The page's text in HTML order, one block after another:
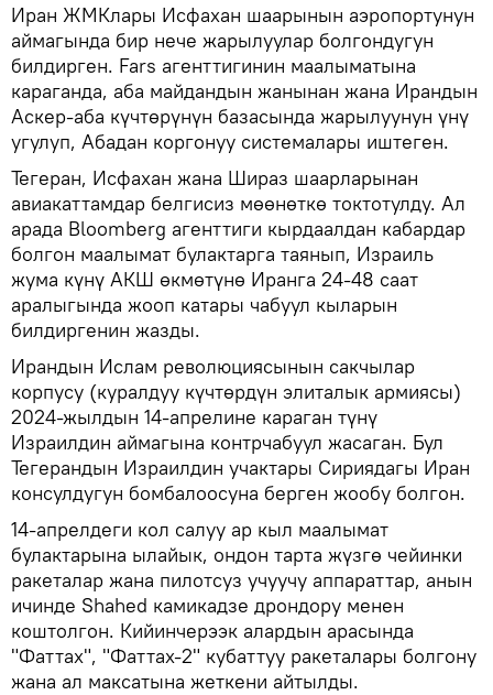
Иран ЖМКлары Исфахан шаарынын аэропортунун
аймагында бир нече жарылуулар болгондугун
билдирген. Fars агенттигинин маалыматына
караганда, аба майдандын жанынан жана Ирандын
Аскер-аба күчтөрүнүн базасында жарылуунун үнү
угулуп, Абадан коргонуу системалары иштеген.
Тегеран, Исфахан жана Шираз шаарларынан
авиакаттамдар белгисиз мөөнөткө токтотулду. Ал
арада Bloomberg агенттиги кырдаалдан кабардар
болгон маалымат булактарга таянып, Израиль
жума күнү АКШ өкмөтүнө Иранга 24-48 саат
аралыгында жооп катары чабуул кыларын
билдиргенин жазды.
Ирандын Ислам революциясынын сакчылар
корпусу (куралдуу күчтөрдүн элиталык армиясы)
2024-жылдын 14-апрелине караган түнү
Израилдин аймагына контрчабуул жасаган. Бул
Тегерандын Израилдин учактары Сириядагы Иран
консулдугун бомбалоосуна берген жообу болгон.
14-апрелдеги кол салуу ар кыл маалымат
булактарына ылайык, ондон тарта жүзгө чейинки
ракеталар жана пилотсуз учуучу аппараттар, анын
ичинде Shahed камикадзе дрондору менен
коштолгон. Кийинчерээк алардын арасында
"Фаттах", "Фаттах-2" кубаттуу ракеталары болгону
жана ал максатына жеткени айтылды.